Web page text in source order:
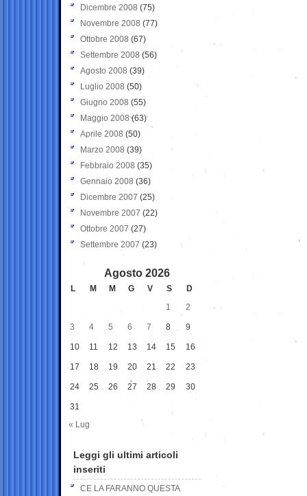
Dicembre 2008 (75)
Novembre 2008 (77)
Ottobre 2008 (67)
Settembre 2008 (56)
Agosto 2008 (39)
Luglio 2008 (50)
Giugno 2008 (55)
Maggio 2008(63)
Aprile 2008 (50)
Marzo 2008 (39)
Febbraio 2008 (35)
Gennaio 2008 (36)
Dicembre 2007 (25)
Novembre 2007 (22)
Ottobre 2007 (27)
Settembre 2007 (23)
Agosto 2026
L M M G V S
D
1
2
3 4 5 6 7 8 9
10 11 12 13 14 15 16
17 18 19 20 21 22 23
24 25 26 27 28 29 30
31
« Lug
Leggi gli ultimi articoli
inseriti
CE LA FARANNO QUESTA